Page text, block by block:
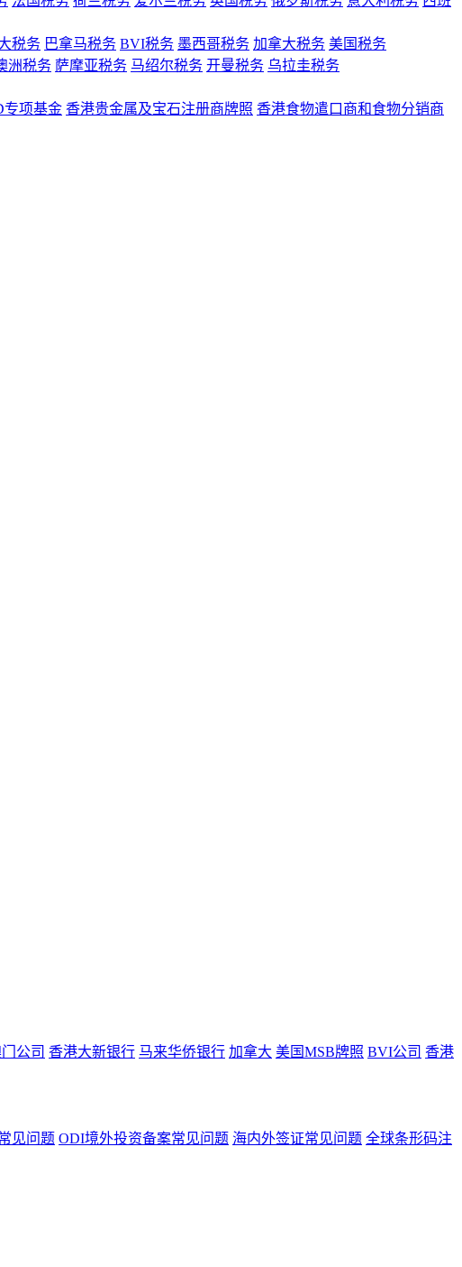
税务 巴拿马税务 BVI税务 墨西哥税务 加拿大税务 美国税务
洲税务 萨摩亚税务 马绍尔税务 开曼税务 乌拉圭税务
专项基金 香港贵金属及宝石注册商牌照 香港食物遣口商和食物分销商
公司 香港大新银行 马来华侨银行 加拿大 美国MSB牌照 BVI公司 香港
见问题 ODI境外投资备案常见问题 海内外签证常见问题 全球条形码注